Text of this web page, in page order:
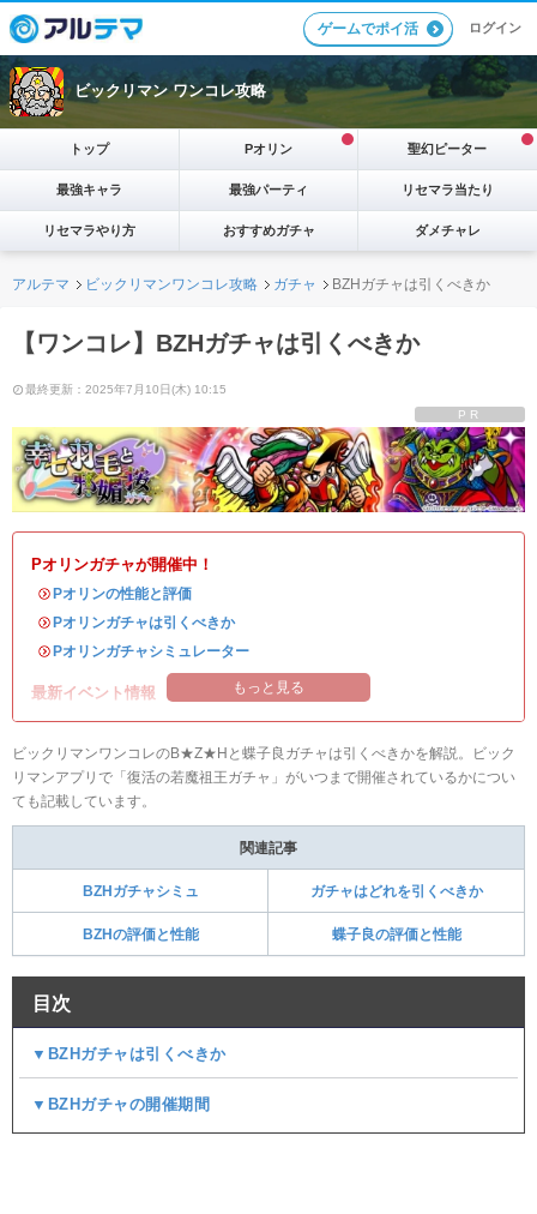
ゲームでポイ活 ログイン
ビックリマン ワンコレ攻略
トップ Pオリン 聖幻ピーター
最強キャラ 最強パーティ リセマラ当たり
リセマラやり方 おすすめガチャ ダメチャレ
アルテマ ビックリマンワンコレ攻略 ガチャ BZHガチャは引くべきか
【ワンコレ】BZHガチャは引くべきか
最終更新：2025年7月10日(木) 10:15
PR
Pオリンガチャが開催中！
・ Pオリンの性能と評価
・ Pオリンガチャは引くべきか
・ Pオリンガチャシミュレーター
最新イベント情報 もっと見る
ビックリマンワンコレのB★Z★H と 蝶子良 ガチャは引くべきかを解説。ビック
リマンアプリで「復活の若魔祖王ガチャ」がいつまで開催されているかについ
ても記載しています。
関連記事
BZHガチャシミュ ガチャはどれを引くべきか
BZHの評価と性能 蝶子良の評価と性能
目次
▼BZHガチャは引くべきか
▼BZHガチャの開催期間